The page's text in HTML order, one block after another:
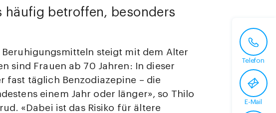
häufig betroffen, besonders
steigt mit dem Alter
sind Frauen ab 70 Jahren: In dieser
fast täglich Benzodiazepine – die
einem Jahr oder länger», so Thilo
«Dabei ist das Risiko für ältere
Telefon
E-Mail